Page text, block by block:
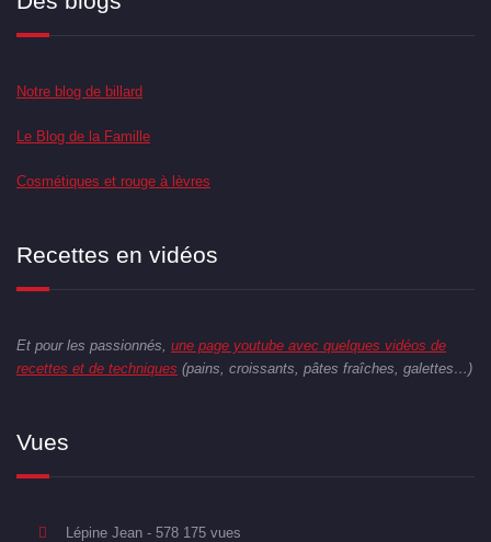
Notre blog de billard
Le Blog de la Famille
Cosmétiques et rouge à lèvres
Recettes en vidéos
Et pour les passionnés, une page youtube avec quelques vidéos de
recettes et de techniques (pains, croissants, pâtes fraîches, galettes…)
Vues
Lépine Jean - 578 175 vues